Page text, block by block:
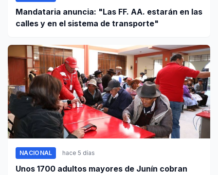
Mandataria anuncia: "Las FF. AA. estarán en las
calles y en el sistema de transporte"
NACIONAL hace 5 días
Unos 1700 adultos mayores de Junín cobran